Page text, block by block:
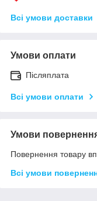
Всі умови доставки
Умови оплати
Післяплата
Всі умови оплати
Умови
Повернення товару
Всі умови